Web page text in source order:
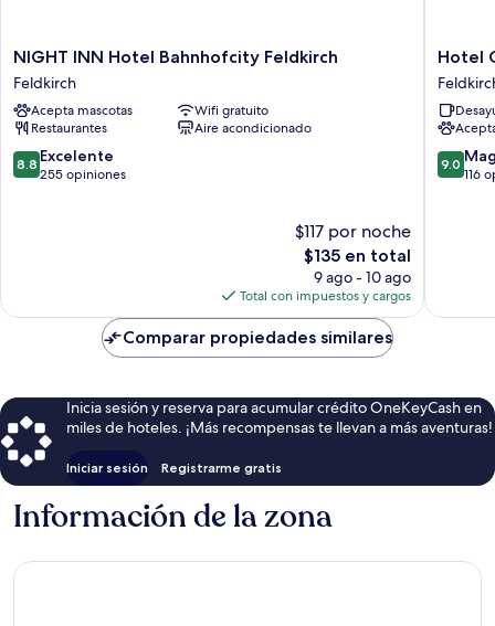
NIGHT
INN
Hotel
Bahnhofcity
Feldkirch
Feldkirch
NIGHT INN Hotel Bahnhofcity Feldkirch
Feldkirch
Acepta mascotas
Wifi gratuito
Restaurantes
Aire acondicionado
8.8
de
8.8 Excelente
255 opiniones
$117 por noche
El
precio
actual
es
de
$135
$135 en total
9 ago - 10 ago
Total con impuestos y cargos
Hotel
Löwen
Hotel
9.0
de
9.0
116
Comparar propiedades similares
Inicia sesión y reserva para acumular crédito OneKeyCash en
miles de hoteles. ¡Más recompensas te llevan a más aventuras!
Iniciar sesión Registrarme gratis
Información de la zona